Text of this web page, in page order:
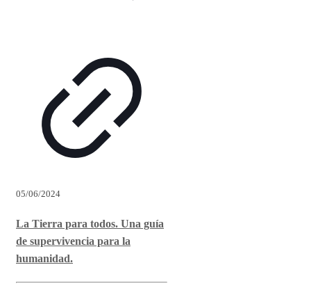
05/06/2024
La Tierra para todos. Una guía
de supervivencia para la
humanidad.